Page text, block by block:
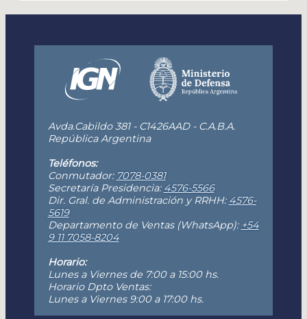
Avda.Cabildo 381 - C1426AAD - C.A.B.A.
República Argentina
Teléfonos:
Conmutador: 7078-0381
Secretaría Presidencia: 4576-5566
Dir. Gral. de Administración y RRHH: 4576-
5619
Departamento de Ventas (WhatsApp): +54
9 11 7058-8204
Horario:
Lunes a Viernes de 7:00 a 15:00 hs.
Horario Dpto Ventas:
Lunes a Viernes 9:00 a 17:00 hs.